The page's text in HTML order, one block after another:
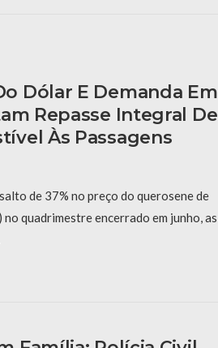
Dólar E Demanda Em
Repasse Integral De
Às Passagens
de 37% no preço do querosene de
no quadrimestre encerrado em junho, as